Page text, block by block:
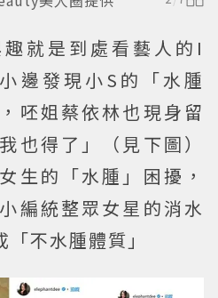
就是到處看藝人的I
邊發現小S的「水腫
呸姐蔡依林也現身留
也得了」（見下圖）
生的「水腫」困擾，
編統整眾女星的消水
不水腫體質」